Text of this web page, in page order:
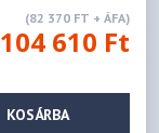
(82 370 FT + ÁFA)
104 610 Ft
KOSÁRBA